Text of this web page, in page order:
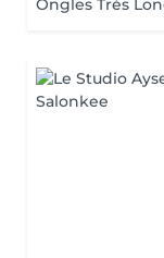
Ongles Très